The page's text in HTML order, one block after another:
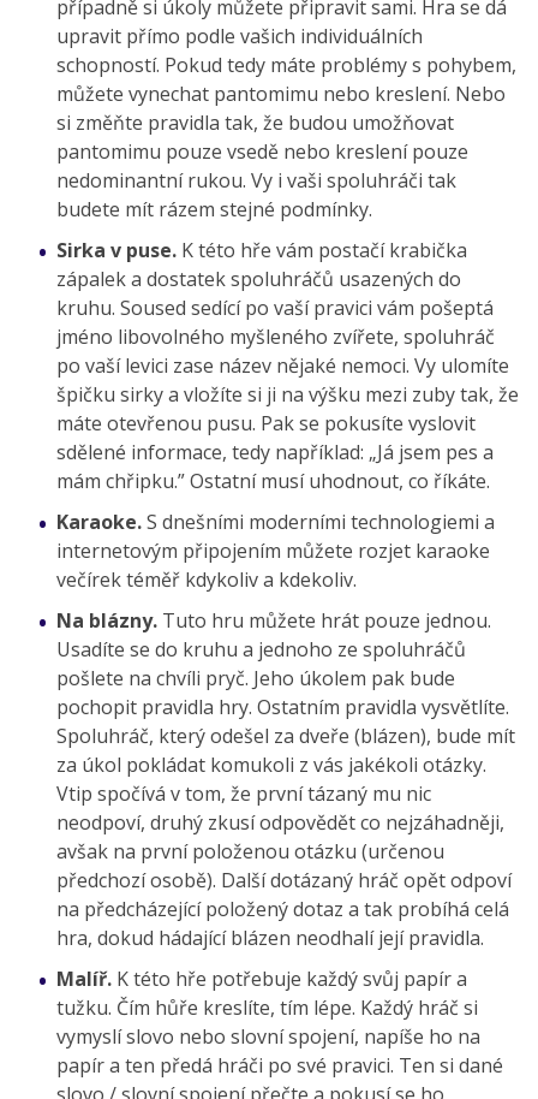
případně si úkoly můžete připravit sami. Hra se dá
upravit přímo podle vašich individuálních
schopností. Pokud tedy máte problémy s pohybem,
můžete vynechat pantomimu nebo kreslení. Nebo
si změňte pravidla tak, že budou umožňovat
pantomimu pouze vsedě nebo kreslení pouze
nedominantní rukou. Vy i vaši spoluhráči tak
budete mít rázem stejné podmínky.
Sirka v puse. K této hře vám postačí krabička
zápalek a dostatek spoluhráčů usazených do
kruhu. Soused sedící po vaší pravici vám pošeptá
jméno libovolného myšleného zvířete, spoluhráč
po vaší levici zase název nějaké nemoci. Vy ulomíte
špičku sirky a vložíte si ji na výšku mezi zuby tak, že
máte otevřenou pusu. Pak se pokusíte vyslovit
sdělené informace, tedy například: „Já jsem pes a
mám chřipku.” Ostatní musí uhodnout, co říkáte.
Karaoke.S dnešními moderními technologiemi a
internetovým připojením můžete rozjet karaoke
večírek téměř kdykoliv a kdekoliv.
Na blázny. Tuto hru můžete hrát pouze jednou.
Usadíte se do kruhu a jednoho ze spoluhráčů
pošlete na chvíli pryč. Jeho úkolem pak bude
pochopit pravidla hry. Ostatním pravidla vysvětlíte.
Spoluhráč, který odešel za dveře (blázen), bude mít
za úkol pokládat komukoli z vás jakékoli otázky.
Vtip spočívá v tom, že první tázaný mu nic
neodpoví, druhý zkusí odpovědět co nejzáhadněji,
avšak na první položenou otázku (určenou
předchozí osobě). Další dotázaný hráč opět odpoví
na předcházející položený dotaz a tak probíhá celá
hra, dokud hádající blázen neodhalí její pravidla.
Malíř. K této hře potřebuje každý svůj papír a
tužku. Čím hůře kreslíte, tím lépe. Každý hráč si
vymyslí slovo nebo slovní spojení, napíše ho na
papír a ten předá hráči po své pravici. Ten si dané